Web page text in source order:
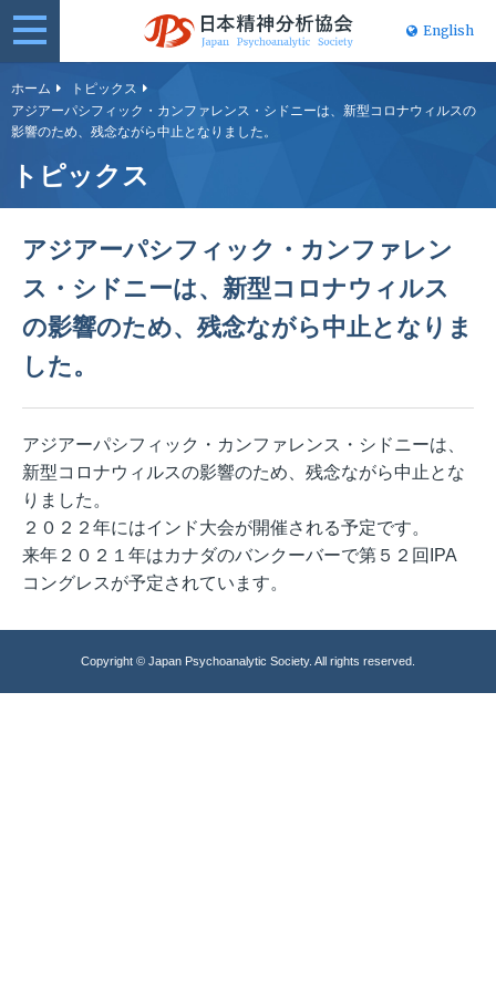
日本精神分
析協会
English
ホーム
トピックス
アジアーパシフィック・カンファレンス・シドニーは、新型コロナウィルスの
影響のため、残念ながら中止となりました。
トピックス
アジアーパシフィック・カンファレン
ス・シドニーは、新型コロナウィルス
の影響のため、残念ながら中止となりま
した。
アジアーパシフィック・カンファレンス・シドニーは、
新型コロナウィルスの影響のため、残念ながら中止とな
りました。
２０２２年にはインド大会が開催される予定です。
来年２０２１年はカナダのバンクーバーで第５２回IPA
コングレスが予定されています。
Copyright © Japan Psychoanalytic Society. All rights reserved.